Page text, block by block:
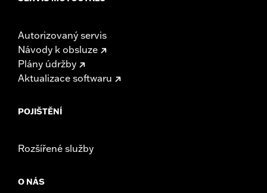
Autorizovaný servis
Návody k obsluze
Plány údržby
Aktualizace softwaru
POJIŠTĚNÍ
Rozšířené služby
O NÁS